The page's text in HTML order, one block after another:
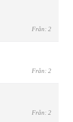
Från: 2
Från: 2
Från: 2